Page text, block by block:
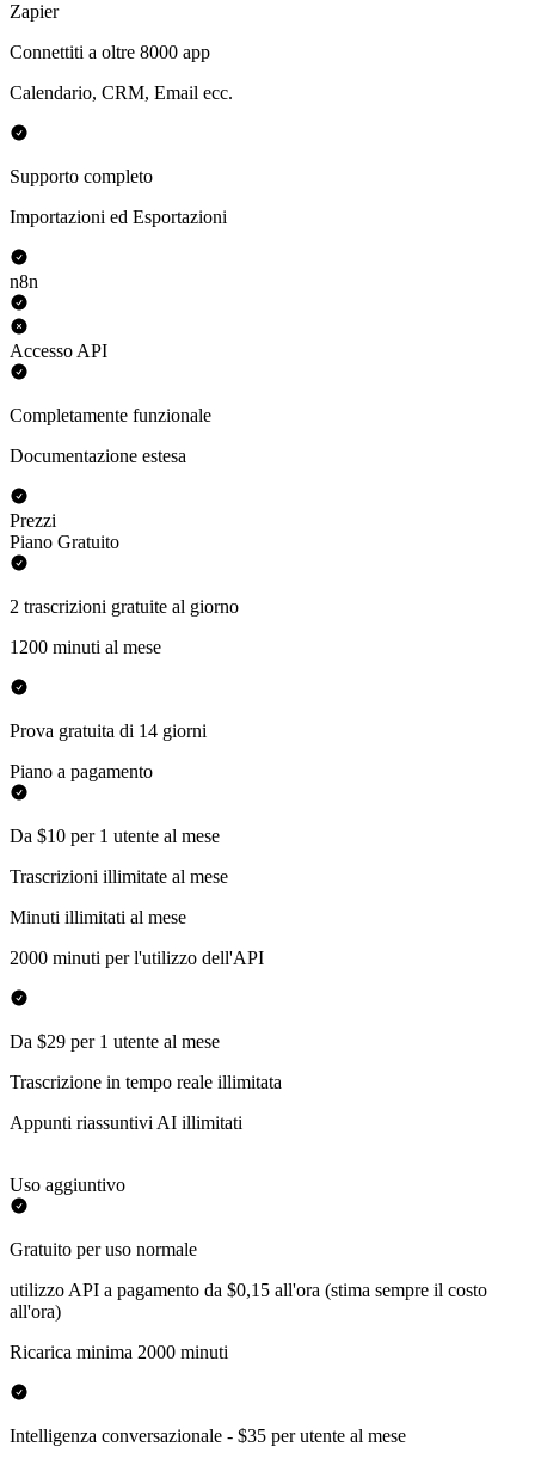
Zapier
Connettiti a oltre 8000 app
Calendario, CRM, Email ecc.
Supporto completo
Importazioni ed Esportazioni
n8n
Accesso API
Completamente funzionale
Documentazione estesa
Prezzi
Piano Gratuito
2 trascrizioni gratuite al giorno
1200 minuti al mese
Prova gratuita di 14 giorni
Piano a pagamento
Da $10 per 1 utente al mese
Trascrizioni illimitate al mese
Minuti illimitati al mese
2000 minuti per l'utilizzo dell'API
Da $29 per 1 utente al mese
Trascrizione in tempo reale illimitata
Appunti riassuntivi AI illimitati
Uso aggiuntivo
Gratuito per uso normale
utilizzo API a pagamento da $0,15 all'ora (stima sempre il costo
all'ora)
Ricarica minima 2000 minuti
Intelligenza conversazionale - $35 per utente al mese